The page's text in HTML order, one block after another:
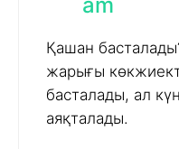
Қашан
жарығы
басталады, ал
аяқталады.